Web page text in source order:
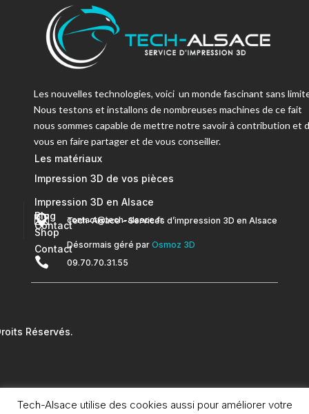
Les nouvelles technologies, voici un monde fascinant sans
Nous testons et installons de nombreuses machines de ce fait
nous sommes capable de mettre notre savoir à contribution et
vous en faire partager et de vous conseiller.
Les matériaux
Impression 3D de vos pièces
Impression 3D en Alsace
Contact
Blog
Shop
Contact
 contact@tech-alsace.fr
 Tech-Alsace – Services d’impression 3D en Alsace
Désormais géré par Osmoz 3D
 09.70.70.31.55
Réservés.
Tech-Alsace utilise des cookies aussi pour améliorer votre